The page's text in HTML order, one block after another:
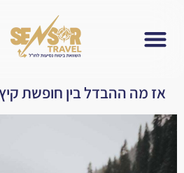
אז מה ההבדל בין חופשת